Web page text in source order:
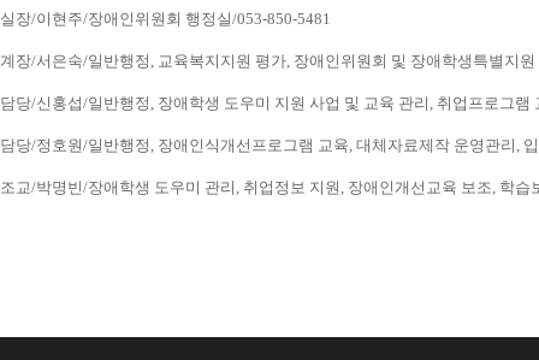
실장/이현주/장애인위원회 행정실/053-850-5481
계장/서은숙/일반행정, 교육복지지원 평가, 장애인위원회 및 장애학생특별지
담당/신홍섭/일반행정, 장애학생 도우미 지원 사업 및 교육 관리, 취업프로그
담당/정호원/일반행정, 장애인식개선프로그램 교육, 대체자료제작 운영관리,
조교/박명빈/장애학생 도우미 관리, 취업정보 지원, 장애인개선교육 보조, 학